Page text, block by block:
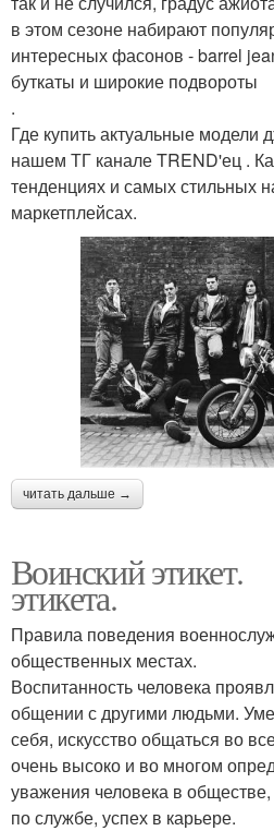
в этом сезоне набирают
интересных фасонов - barrel
буткаты и широкие подвороты
.
Где купить актуальные модели
нашем ТГ канале TREND'ец .
тенденциях и самых стильных
маркетплейсах.
читать дальше →
Воинский этикет.
этикета.
Правила поведения
общественных местах.
Воспитанность человека
общении с другими людьми.
себя, искусство общаться во
очень высоко и во многом
уважения человека в
по службе, успех в карьере.